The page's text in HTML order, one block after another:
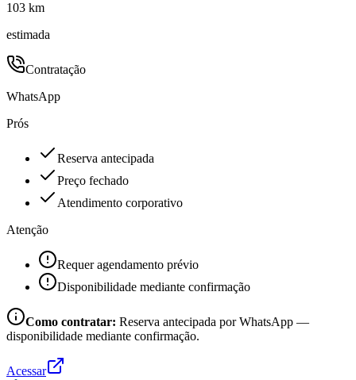
103 km
estimada
Contratação
WhatsApp
Prós
Reserva antecipada
Preço fechado
Atendimento corporativo
Atenção
Requer agendamento prévio
Disponibilidade mediante confirmação
Como contratar: Reserva antecipada por WhatsApp —
disponibilidade mediante confirmação.
Acessar